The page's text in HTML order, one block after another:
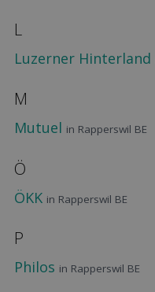
L
Luzerner Hinterland
M
Mutuel in Rapperswil BE
Ö
ÖKK in Rapperswil BE
P
Philos in Rapperswil BE